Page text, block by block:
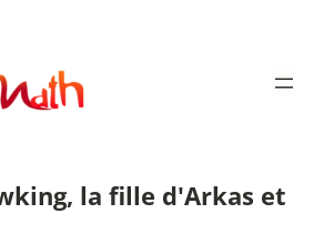
la fille d'Arkas et